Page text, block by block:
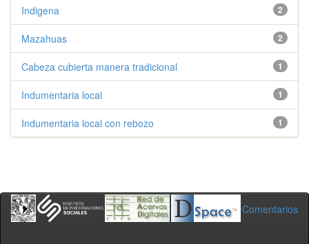
2
Indigena
2
Mazahuas
1
Cabeza cubierta manera tradicional
1
Indumentaria local
1
Indumentaria local con rebozo
Comentarios